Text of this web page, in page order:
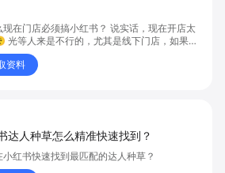
现在门店必须搞小红书？ 说实话，现在开店太
光等人来是不行的，尤其是线下门店，如果你
始做小红书，那真的就是“闭着眼放弃客流”🚪
资料
达人种草怎么精准快速找到？
小红书快速找到最匹配的达人种草？